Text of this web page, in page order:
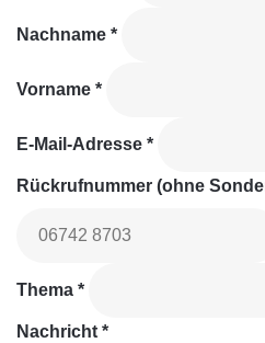
Nachname *
Vorname *
E-Mail-Adresse *
Rückrufnummer (ohne
Thema *
Nachricht *